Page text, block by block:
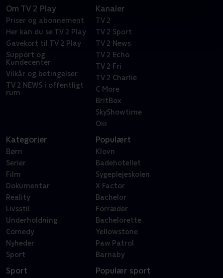
Om TV 2 Play
Priser og abonnement
Her kan du se TV 2 Play
Gavekort til TV 2 Play
Support og
Kundecenter
Vilkår og betingelser
TV 2 NEWS i offentligt
rum
Kanaler
TV 2
TV 2 Sport
TV 2 News
TV 2 Echo
TV 2 Fri
TV 2 Charlie
C More
BritBox
SkyShowtime
Oiii
Kategorier
Børn
Serier
Film
Dokumentar
Reality
Livsstil
Underholdning
Comedy
Nyheder
Sport
Populært
Klovn
Badehotellet
Sygeplejeskolen
X Factor
Bachelor
Forræder
Bachelorette
Yellowstone
Paw Patrol
Barnaby
Sport Populær sport